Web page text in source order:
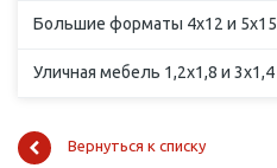
Большие форматы 4х12 и 5х15
Уличная мебель 1,2х1,8 и 3х1,4
Вернуться к списку